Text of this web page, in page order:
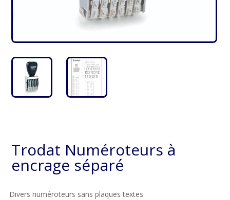
Trodat Numéroteurs à
encrage séparé
Divers numéroteurs sans plaques textes.